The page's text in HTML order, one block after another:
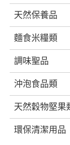
天然保養品
麵食米糧類
調味聖品
沖泡食品類
天然穀物堅果
環保清潔用品